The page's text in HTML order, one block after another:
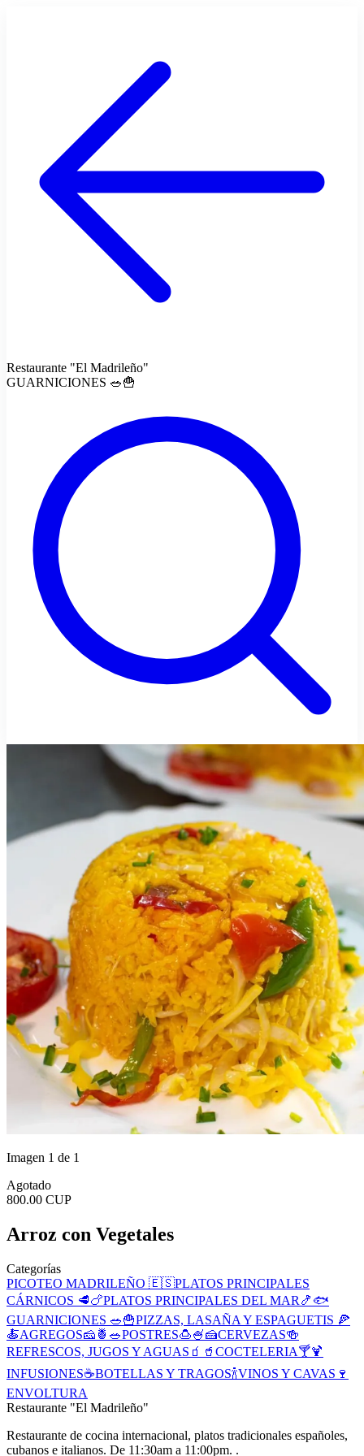
Restaurante "El Madrileño"
GUARNICIONES 🥗🍟
Imagen 1 de 1
Agotado
800.00 CUP
Arroz con Vegetales
Categorías
PICOTEO MADRILEÑO 🇪🇸PLATOS PRINCIPALES
CÁRNICOS 🥩🍗PLATOS PRINCIPALES DEL MAR🍤🐟
GUARNICIONES 🥗🍟PIZZAS, LASAÑA Y ESPAGUETIS 🍕
🍝AGREGOS🧀🍍🥗POSTRES🍮🍧🍰CERVEZAS🍻
REFRESCOS, JUGOS Y AGUAS🧃🥤 COCTELERIA🍸🍹
INFUSIONES☕️BOTELLAS Y TRAGOS🍾VINOS Y CAVAS🍷
ENVOLTURA
Restaurante "El Madrileño"
Restaurante de cocina internacional, platos tradicionales españoles,
cubanos e italianos. De 11:30am a 11:00pm. .